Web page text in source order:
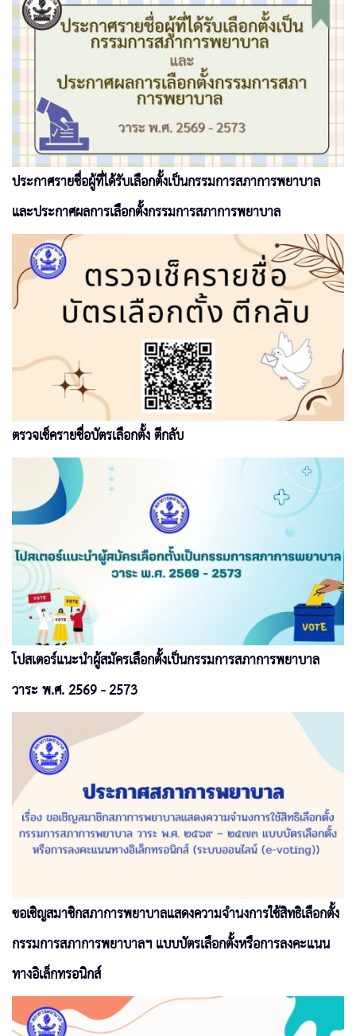
ประกาศรายชื่อผู้ที่ได้รับเลือกตั้งเป็นกรรมการสภาการพยาบาล
และประกาศผลการเลือกตั้งกรรมการสภาการพยาบาล
ตรวจเช็ครายชื่อบัตรเลือกตั้ง ตีกลับ
โปสเตอร์แนะนำผู้สมัครเลือกตั้งเป็นกรรมการสภาการพยาบาล
วาระ พ.ศ. 2569 - 2573
ขอเชิญสมาชิกสภาการพยาบาลแสดงความจำนงการใช้สิทธิเลือกตั้ง
กรรมการสภาการพยาบาลฯ แบบบัตรเลือกตั้งหรือการลงคะแนน
ทางอิเล็กทรอนิกส์